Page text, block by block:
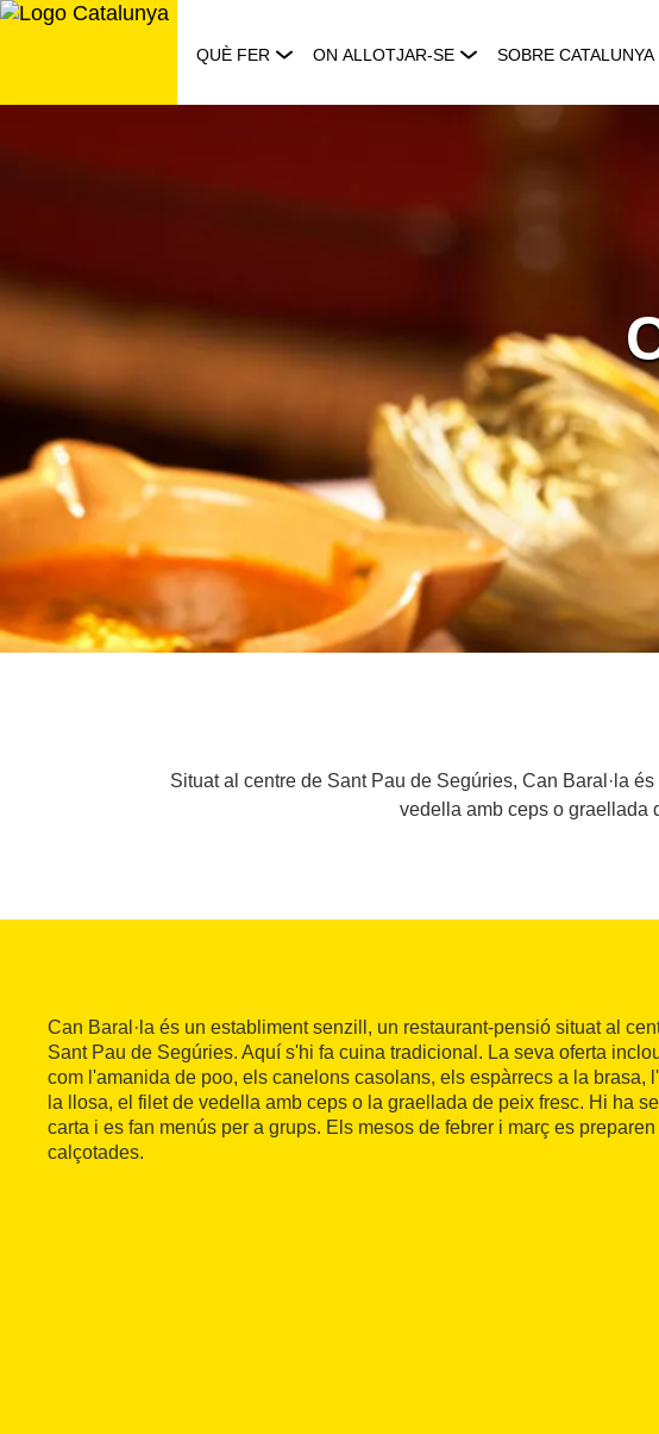
Saltar
QUÈ FER ON ALLOTJAR-SE SOBRE CATALUNYA
Situat al centre de Sant Pau de Segúries, Can Baral·la
vedella amb ceps o graellada
Can Baral·la és un establiment senzill, un restaurant-pensió situat al
Sant Pau de Segúries. Aquí s'hi fa cuina tradicional. La seva oferta
com l'amanida de poo, els canelons casolans, els espàrrecs a la brasa,
la llosa, el filet de vedella amb ceps o la graellada de peix fresc. Hi ha
carta i es fan menús per a grups. Els mesos de febrer i març es preparen
calçotades.